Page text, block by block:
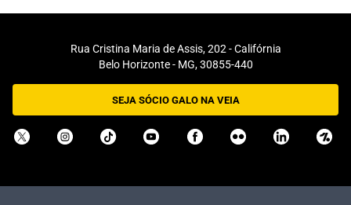
Rua Cristina Maria de Assis, 202 - Califórnia
Belo Horizonte - MG, 30855-440
SEJA SÓCIO GALO NA VEIA